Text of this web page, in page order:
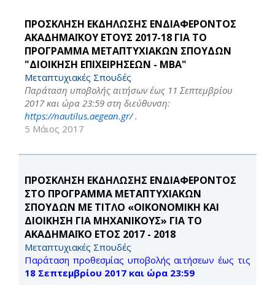
ΠΡΟΣΚΛΗΣΗ ΕΚΔΗΛΩΣΗΣ ΕΝΔΙΑΦΕΡΟΝΤΟΣ
ΑΚΑΔΗΜΑΪΚΟΥ ΕΤΟΥΣ 2017-18 ΓΙΑ ΤΟ
ΠΡΟΓΡΑΜΜΑ ΜΕΤΑΠΤΥΧΙΑΚΩΝ ΣΠΟΥΔΩΝ
"ΔΙΟΙΚΗΣΗ ΕΠΙΧΕΙΡΗΣΕΩΝ - MBA"
Μεταπτυχιακές Σπουδές
Παράταση υποβολής αιτήσων έως 11 Σεπτεμβρίου
2017 και ώρα 23:59 στη διεύθυνση:
https://nautilus.aegean.gr/.
5 Μάιος 2017
ΠΡΟΣΚΛΗΣΗ ΕΚΔΗΛΩΣΗΣ ΕΝΔΙΑΦΕΡΟΝΤΟΣ
ΣΤΟ ΠΡΟΓΡΑΜΜΑ ΜΕΤΑΠΤΥΧΙΑΚΩΝ
ΣΠΟΥΔΩΝ ΜΕ ΤΙΤΛΟ «ΟΙΚΟΝΟΜΙΚΗ ΚΑΙ
ΔΙΟΙΚΗΣΗ ΓΙΑ ΜΗΧΑΝΙΚΟΥΣ» ΓΙΑ ΤΟ
ΑΚΑΔΗΜΑΪΚΟ ΕΤΟΣ 2017 - 2018
Μεταπτυχιακές Σπουδές
Παράταση προθεσμίας υποβολής αιτήσεων έως τις
18 Σεπτεμβρίου 2017 και ώρα 23:59